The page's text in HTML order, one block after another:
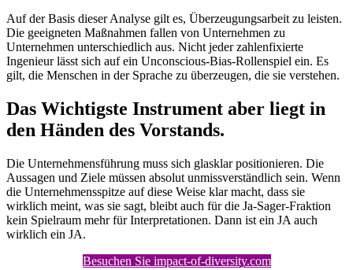
Auf der Basis dieser Analyse gilt es, Überzeugungsarbeit zu leisten.
Die geeigneten Maßnahmen fallen von Unternehmen zu
Unternehmen unterschiedlich aus. Nicht jeder zahlenfixierte
Ingenieur lässt sich auf ein Unconscious-Bias-Rollenspiel ein. Es
gilt, die Menschen in der Sprache zu überzeugen, die sie verstehen.
Das Wichtigste Instrument aber liegt in
den Händen des Vorstands.
Die Unternehmensführung muss sich glasklar positionieren. Die
Aussagen und Ziele müssen absolut unmissverständlich sein. Wenn
die Unternehmensspitze auf diese Weise klar macht, dass sie
wirklich meint, was sie sagt, bleibt auch für die Ja-Sager-Fraktion
kein Spielraum mehr für Interpretationen. Dann ist ein JA auch
wirklich ein JA.
Besuchen Sie impact-of-diversity.com